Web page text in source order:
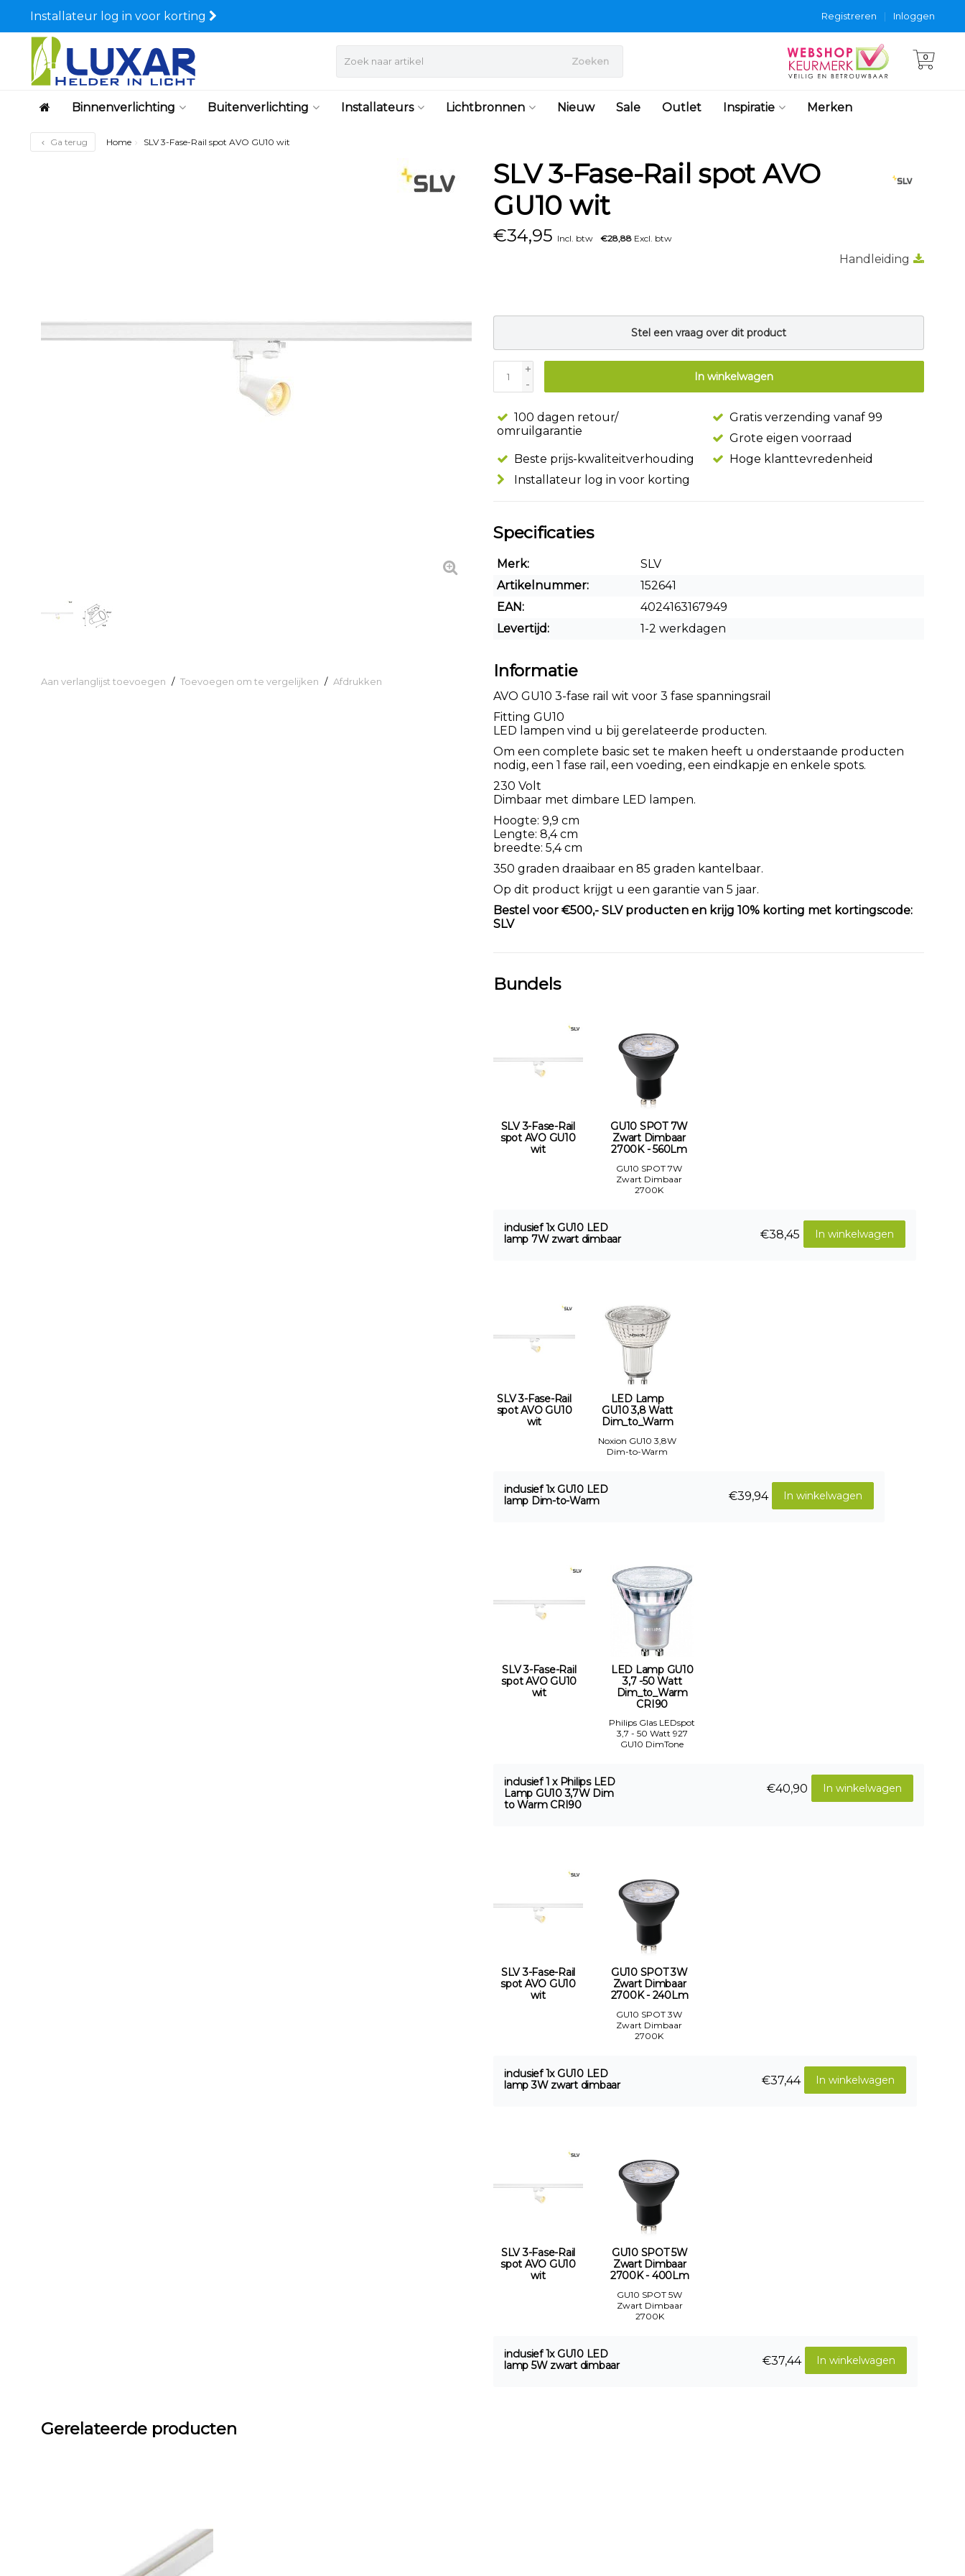
Installateur log in voor korting Inloggen
|
Registreren
Zoeken 0
Binnenverlichting Buitenverlichting Installateurs Lichtbronnen Nieuw Sale Outlet Inspiratie Merken
Ga terug Home SLV 3-Fase-Rail spot AVO GU10 wit
Aan verlanglijst toevoegen / Toevoegen om te vergelijken / Afdrukken
SLV 3-Fase-Rail spot AVO
GU10 wit
€34,95 Incl. btw €28,88 Excl. btw
Handleiding
Stel een vraag over dit product
+
-
In winkelwagen
100 dagen retour/
omruilgarantie
Gratis verzending vanaf 99
Grote eigen voorraad
Beste prijs-kwaliteitverhouding
Hoge klanttevredenheid
Installateur log in voor korting
Specificaties
Merk:
SLV
Artikelnummer:
152641
EAN:
4024163167949
Levertijd:
1-2 werkdagen
Informatie
AVO GU10 3-fase rail wit voor 3 fase spanningsrail
Fitting GU10
LED lampen vind u bij gerelateerde producten.
Om een complete basic set te maken heeft u onderstaande producten
nodig, een 1 fase rail, een voeding, een eindkapje en enkele spots.
230 Volt
Dimbaar met dimbare LED lampen.
Hoogte: 9,9 cm
Lengte: 8,4 cm
breedte: 5,4 cm
350 graden draaibaar en 85 graden kantelbaar.
Op dit product krijgt u een garantie van 5 jaar.
Bestel voor €500,- SLV producten en krijg 10% korting met kortingscode:
SLV
Bundels
SLV 3-Fase-Rail
spot AVO GU10
wit
GU10 SPOT 7W
Zwart Dimbaar
2700K - 560Lm
GU10 SPOT 7W
Zwart Dimbaar
2700K
inclusief 1x GU10 LED
lamp 7W zwart dimbaar
In winkelwagen
€38,45
SLV 3-Fase-Rail
spot AVO GU10
wit
LED Lamp
GU10 3,8 Watt
Dim_to_Warm
Noxion GU10 3,8W
Dim-to-Warm
inclusief 1x GU10 LED
lamp Dim-to-Warm
In winkelwagen
€39,94
SLV 3-Fase-Rail
spot AVO GU10
wit
LED Lamp GU10
3,7 -50 Watt
Dim_to_Warm
CRI90
Philips Glas LEDspot
3,7 - 50 Watt 927
GU10 DimTone
inclusief 1 x Philips LED
Lamp GU10 3,7W Dim
to Warm CRI90
In winkelwagen
€40,90
SLV 3-Fase-Rail
spot AVO GU10
wit
GU10 SPOT 3W
Zwart Dimbaar
2700K - 240Lm
GU10 SPOT 3W
Zwart Dimbaar
2700K
inclusief 1x GU10 LED
lamp 3W zwart dimbaar
In winkelwagen
€37,44
SLV 3-Fase-Rail
spot AVO GU10
wit
GU10 SPOT 5W
Zwart Dimbaar
2700K - 400Lm
GU10 SPOT 5W
Zwart Dimbaar
2700K
inclusief 1x GU10 LED
lamp 5W zwart dimbaar
In winkelwagen
€37,44
Gerelateerde producten